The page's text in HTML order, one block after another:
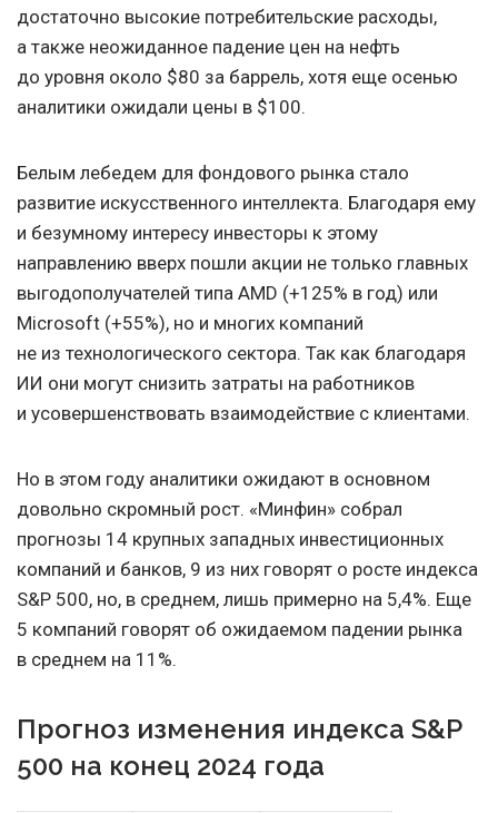
достаточно высокие потребительские расходы,
а также неожиданное падение цен на нефть
до уровня около $80 за баррель, хотя еще осенью
аналитики ожидали цены в $100.
Белым лебедем для фондового рынка стало
развитие искусственного интеллекта. Благодаря ему
и безумному интересу инвесторы к этому
направлению вверх пошли акции не только главных
выгодополучателей типа AMD (+125% в год) или
Microsoft (+55%), но и многих компаний
не из технологического сектора. Так как благодаря
ИИ они могут снизить затраты на работников
и усовершенствовать взаимодействие с клиентами.
Но в этом году аналитики ожидают в основном
довольно скромный рост. «Минфин» собрал
прогнозы 14 крупных западных инвестиционных
компаний и банков, 9 из них говорят о росте индекса
S&P 500, но, в среднем, лишь примерно на 5,4%. Еще
5 компаний говорят об ожидаемом падении рынка
в среднем на 11%.
Прогноз изменения индекса S&P
500 на конец 2024 года